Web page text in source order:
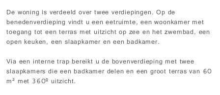
De woning is verdeeld over twee verdiepingen. Op de
benedenverdieping vindt u een eetruimte, een woonkamer met
toegang tot een terras met uitzicht op zee en het zwembad, een
open keuken, een slaapkamer en een badkamer.
Via een interne trap bereikt u de bovenverdieping met twee
slaapkamers die een badkamer delen en een groot terras van 60
m² met 360º uitzicht.